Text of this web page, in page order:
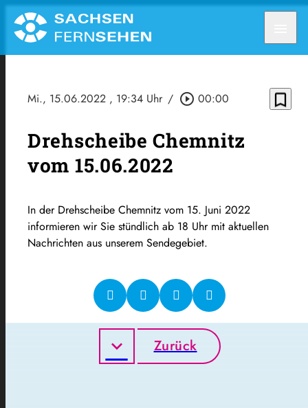
Mi., 15.06.2022 , 19:34 Uhr / play_circle_outline 00:00 bookmark_border
Drehscheibe Chemnitz
vom 15.06.2022
In der Drehscheibe Chemnitz vom 15. Juni 2022
informieren wir Sie stündlich ab 18 Uhr mit aktuellen
Nachrichten aus unserem Sendegebiet.
Zurück